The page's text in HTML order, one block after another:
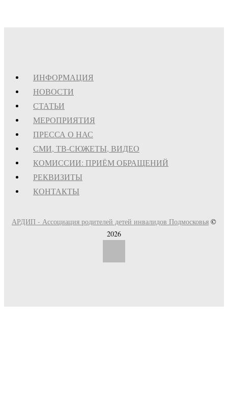
ИНФОРМАЦИЯ
НОВОСТИ
СТАТЬИ
МЕРОПРИЯТИЯ
ПРЕССА О НАС
СМИ, ТВ-СЮЖЕТЫ, ВИДЕО
КОМИССИИ: ПРИЁМ ОБРАЩЕНИЙ
РЕКВИЗИТЫ
КОНТАКТЫ
АРДИП - Ассоциация родителей детей инвалидов Подмосковья ©
2026